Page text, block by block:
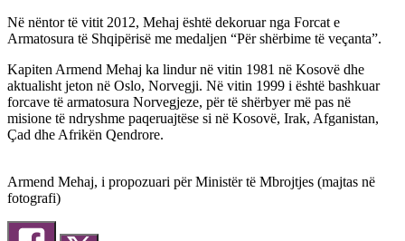
Në nëntor të vitit 2012, Mehaj është dekoruar nga Forcat e
Armatosura të Shqipërisë me medaljen “Për shërbime të veçanta”.
Kapiten Armend Mehaj ka lindur në vitin 1981 në Kosovë dhe
aktualisht jeton në Oslo, Norvegji. Në vitin 1999 i është bashkuar
forcave të armatosura Norvegjeze, për të shërbyer më pas në
misione të ndryshme paqeruajtëse si në Kosovë, Irak, Afganistan,
Çad dhe Afrikën Qendrore.
Armend Mehaj, i propozuari për Ministër të Mbrojtjes (majtas në
fotografi)